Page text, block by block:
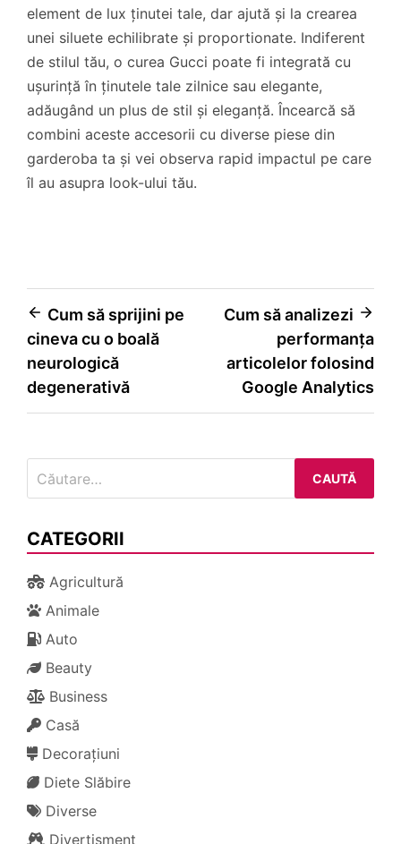
element de lux ținutei tale, dar ajută și la crearea
unei siluete echilibrate și proportionate. Indiferent
de stilul tău, o curea Gucci poate fi integrată cu
ușurință în ținutele tale zilnice sau elegante,
adăugând un plus de stil și eleganță. Încearcă să
combini aceste accesorii cu diverse piese din
garderoba ta și vei observa rapid impactul pe care
îl au asupra look-ului tău.
Navigare
în
articole
Cum să sprijini pe
cineva cu o boală
neurologică
degenerativă
Cum să analizezi
performanța
articolelor folosind
Google Analytics
după:
CATEGORII
Agricultură
Animale
Auto
Beauty
Business
Casă
Decorațiuni
Diete Slăbire
Diverse
Divertisment